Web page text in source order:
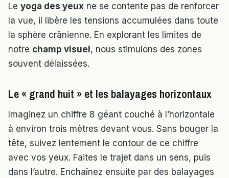
Le yoga des yeux ne se contente pas de renforcer
la vue, il libère les tensions accumulées dans toute
la sphère crânienne. En explorant les limites de
notre champ visuel , nous stimulons des zones
souvent délaissées.
Le « grand huit » et les balayages horizontaux
Imaginez un chiffre 8 géant couché à l’horizontale
à environ trois mètres devant vous. Sans bouger la
tête, suivez lentement le contour de ce chiffre
avec vos yeux. Faites le trajet dans un sens, puis
dans l’autre. Enchaînez ensuite par des balayages